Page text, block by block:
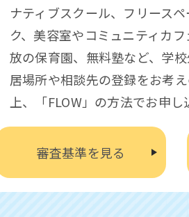
ナティブスクール、フリースペ
ク、美容室やコミュニティカ
放の保育園、無料塾など、 学
居場所や相談先の登録をお考え
上、「FLOW」の方法でお申し
審査基準を見る